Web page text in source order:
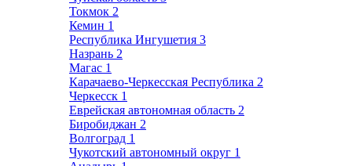
Токмок 2
Кемин 1
Республика Ингушетия 3
Назрань 2
Магас 1
Карачаево-Черкесская Республика 2
Черкесск 1
Еврейская автономная область 2
Биробиджан 2
Волгоград 1
Чукотский автономный округ 1